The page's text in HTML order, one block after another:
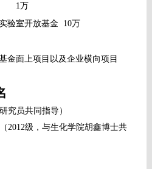
万
验室开放基金 10万
金面上项目以及企业横向项目
究员共同指导）
2012级，与生化学院胡鑫博士共